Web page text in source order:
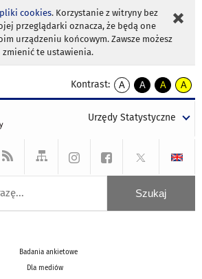
pliki cookies. Korzystanie z witryny bez
przeglądarki oznacza, że będą one
urządzeniu końcowym. Zawsze możesz
zmienić te ustawienia.
Kontrast:
A
kontrast
A
kontrast
tekst
czarnym
A
kontrast
tekst
czarnym
A
tekst
żółtym
Urzędy Statystyczne
Badania ankietowe
Dla mediów